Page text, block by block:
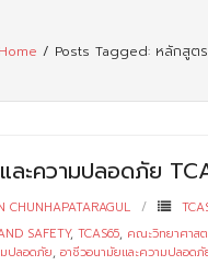
Home / Posts Tagged: หลักสูต
ละความปลอดภัย
CHUNHAPATARAGUL
SAFETY,TCAS65, คณะวิทยาศาสต
ปลอดภัย,อาชีวอนามัยและความปลอดภั